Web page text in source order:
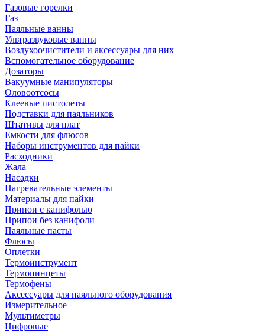
Газовые горелки
Газ
Паяльные ванны
Ультразвуковые ванны
Воздухоочистители и аксессуары для них
Вспомогательное оборудование
Дозаторы
Вакуумные манипуляторы
Оловоотсосы
Клеевые пистолеты
Подставки для паяльников
Штативы для плат
Емкости для флюсов
Наборы инструментов для пайки
Расходники
Жала
Насадки
Нагревательные элементы
Материалы для пайки
Припои с канифолью
Припои без канифоли
Паяльные пасты
Флюсы
Оплетки
Термоинструмент
Термопинцеты
Термофены
Аксессуары для паяльного оборудования
Измерительное
Мультиметры
Цифровые